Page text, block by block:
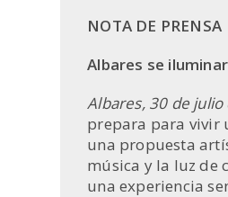
NOTA DE PRENSA
Albares se
Albares, 30 de julio
prepara para vivir
una propuesta
música y la luz de
una experiencia